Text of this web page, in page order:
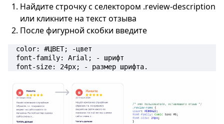
Найдите строчку с селектором .review-description
или кликните на текст отзыва
После фигурной скобки введите
color: #ЦВЕТ; -цвет
font-family: Arial; - шрифт
font-size: 24px; - размер шрифта.